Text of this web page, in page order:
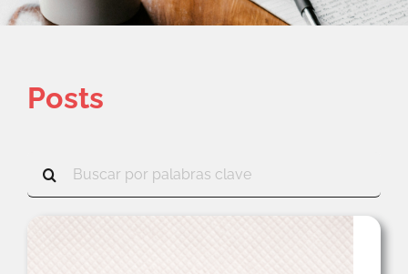
ELEVATEWOMEN
Posts
Buscar: